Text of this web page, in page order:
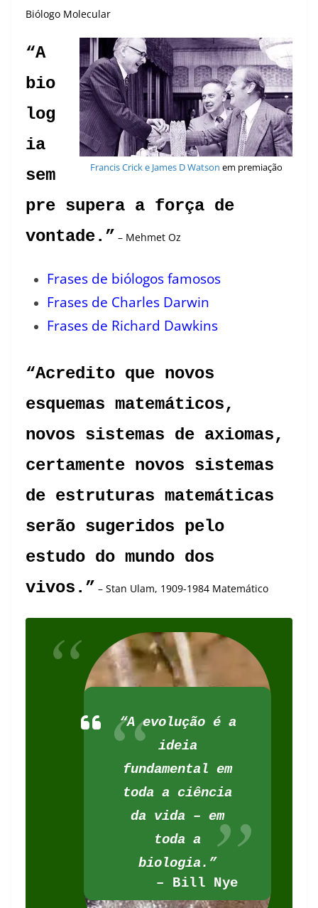
Biólogo Molecular
Francis Crick e James D Watson em premiação
“A
bio
log
ia
sem
pre supera a força de
vontade.” – Mehmet Oz
Frases de biólogos famosos
Frases de Charles Darwin
Frases de Richard Dawkins
“Acredito que novos
esquemas matemáticos,
novos sistemas de axiomas,
certamente novos sistemas
de estruturas matemáticas
serão sugeridos pelo
estudo do mundo dos
vivos.” – Stan Ulam, 1909-1984 Matemático
“A evolução é a
ideia
fundamental em
toda a ciência
da vida – em
toda a
biologia.”
– Bill Nye